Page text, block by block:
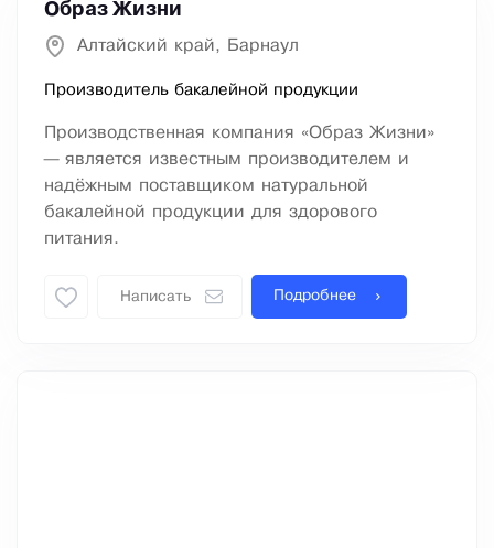
Образ Жизни
Алтайский край, Барнаул
Производитель бакалейной продукции
Производственная компания «Образ Жизни»
— является известным производителем и
надёжным поставщиком натуральной
бакалейной продукции для здорового
питания.
Написать Подробнее